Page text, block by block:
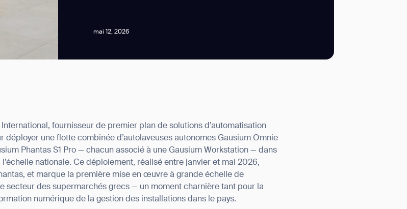
mai 12, 2026
fournisseur de premier plan de solutions d’automatisation
une flotte combinée d’autolaveuses autonomes Gausium Omnie
Phantas S1 Pro — chacun associé à une Gausium Workstation — dans
l’échelle nationale. Ce déploiement, réalisé entre janvier et mai 2026,
et marque la première mise en œuvre à grande échelle de
secteur des supermarchés grecs — un moment charnière tant pour la
numérique de la gestion des installations dans le pays.
I authorize Gausium to contact me. Privacy Policy.